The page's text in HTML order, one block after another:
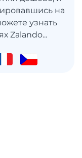
на
узнать
Zalando...